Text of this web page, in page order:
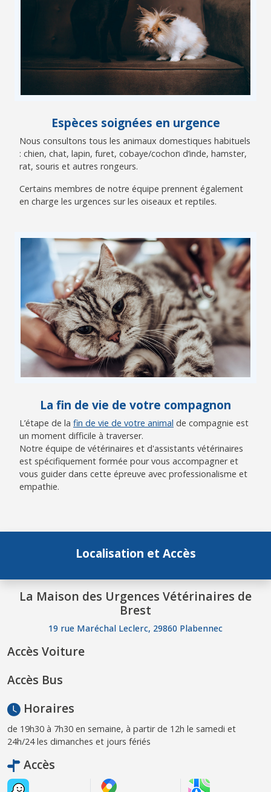
Espèces soignées en urgence
Nous consultons tous les animaux domestiques habituels
: chien, chat, lapin, furet, cobaye/cochon d’inde, hamster,
rat, souris et autres rongeurs.
Certains membres de notre équipe prennent également
en charge les urgences sur les oiseaux et reptiles.
La fin de vie de votre compagnon
L’étape de la fin de vie de votre animal de compagnie est
un moment difficile à traverser.
Notre équipe de vétérinaires et d'assistants vétérinaires
est spécifiquement formée pour vous accompagner et
vous guider dans cette épreuve avec professionalisme et
empathie.
Localisation et Accès
La Maison des Urgences Vétérinaires de
Brest
19 rue Maréchal Leclerc, 29860 Plabennec
Accès Voiture
Accès Bus
Horaires
de 19h30 à 7h30 en semaine, à partir de 12h le samedi et
24h/24 les dimanches et jours fériés
Accès